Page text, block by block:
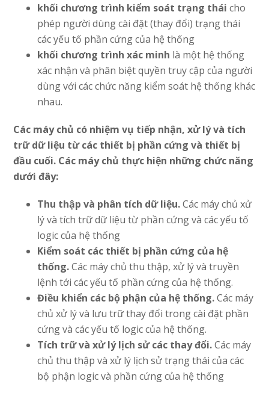
khối chương trình kiểm soát trạng tháicho
phép người dùng cài đặt (thay đổi) trạng thái
các yếu tố phần cứng của hệ thống
khối chương trình xác minh là một hệ thống
xác nhận và phân biệt quyền truy cập của người
dùng với các chức năng kiểm soát hệ thống khác
nhau.
Các máy chủ có nhiệm vụ tiếp nhận, xử lý và tích
trữ dữ liệu từ các thiết bị phần cứng và thiết bị
đầu cuối. Các máy chủ thực hiện những chức năng
dưới đây:
Thu thập và phân tích dữ liệu.Các máy chủ xử
lý và tích trữ dữ liệu từ phần cứng và các yếu tố
logic của hệ thống
Kiểm soát các thiết bị phần cứng của hệ
thống.Các máy chủ thu thập, xử lý và truyền
lệnh tới các yếu tố phần cứng của hệ thống.
Điều khiển các bộ phận của hệ thống.Các máy
chủ xử lý và lưu trữ thay đổi trong cài đặt phần
cứng và các yếu tố logic của hệ thống.
Tích trữ và xử lý lịch sử các thay đổi.Các máy
chủ thu thập và xử lý lịch sử trạng thái của các
bộ phận logic và phần cứng của hệ thống